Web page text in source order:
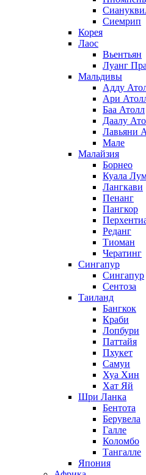
Сиемрип
Корея
Лаос
Вьентьян
Луанг
Мальдивы
Адду
Ари
Баа Атолл
Даалу
Лавьяни
Мале
Малайзия
Борнео
Куала
Лангкави
Пенанг
Пангкор
Реданг
Тиоман
Чератинг
Сингапур
Сингапур
Сентоза
Таиланд
Бангкок
Краби
Лопбури
Паттайя
Пхукет
Самуи
Хуа Хин
Хат Яй
Шри Ланка
Бентота
Берувела
Галле
Коломбо
Тангалле
Япония